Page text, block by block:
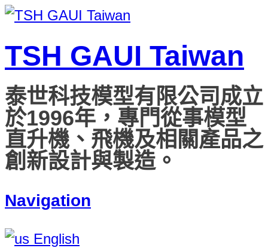
TSH GAUI Taiwan
泰世科技模型有限公司成立
於1996年，專門從事模型
直升機、飛機及相關產品之
創新設計與製造。
Navigation
English